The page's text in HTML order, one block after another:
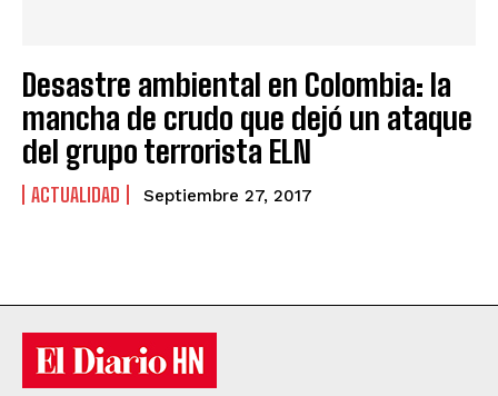
Desastre ambiental en Colombia: la
mancha de crudo que dejó un ataque
del grupo terrorista ELN
ACTUALIDAD Septiembre 27, 2017